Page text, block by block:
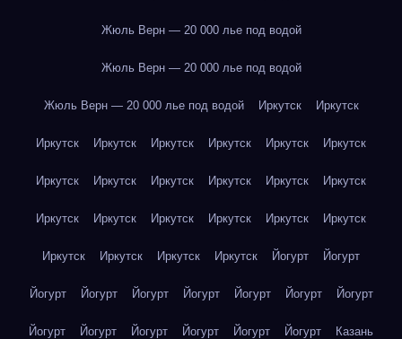
Жюль Верн — 20 000 лье под водой
Жюль Верн — 20 000 лье под водой
Жюль Верн — 20 000 лье под водой Иркутск Иркутск
Иркутск Иркутск Иркутск Иркутск Иркутск Иркутск
Иркутск Иркутск Иркутск Иркутск Иркутск Иркутск
Иркутск Иркутск Иркутск Иркутск Иркутск Иркутск
Иркутск Иркутск Иркутск Иркутск Йогурт Йогурт
Йогурт Йогурт Йогурт Йогурт Йогурт Йогурт Йогурт
Йогурт Йогурт Йогурт Йогурт Йогурт Йогурт Казань